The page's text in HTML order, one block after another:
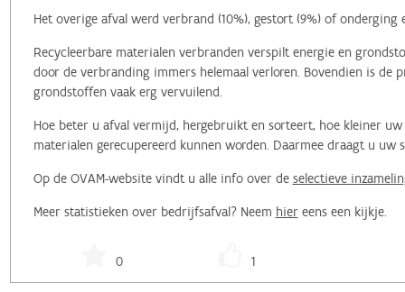
Het overige afval werd verbrand (10%), gestort (9%) of onderging
Recycleerbare materialen verbranden verspilt energie en
door de verbranding immers helemaal verloren. Bovendien is de
grondstoffen vaak erg vervuilend.
Hoe beter u afval vermijd, hergebruikt en sorteert, hoe kleiner
materialen gerecupereerd kunnen worden. Daarmee draagt u uw
Op de OVAM-website vindt u alle info over de selectieve
Meer statistieken over bedrijfsafval? Neem hiereens een kijkje.
0 1